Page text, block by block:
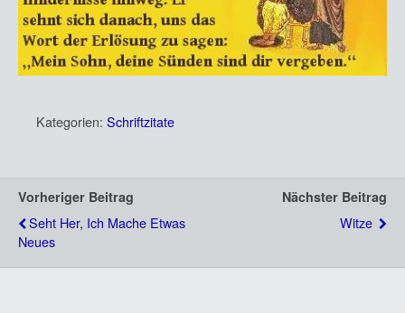
Kategorien: Schriftzitate
Vorheriger Beitrag
Seht Her, Ich Mache Etwas
Neues
Nächster Beitrag
Witze